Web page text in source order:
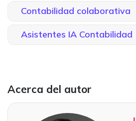
Contabilidad colaborativa
Asistentes IA Contabilidad
Acerca del autor